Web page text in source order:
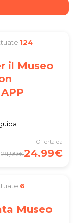
124
il Museo
29,99€
Offerta da
24.99€
6
Museo